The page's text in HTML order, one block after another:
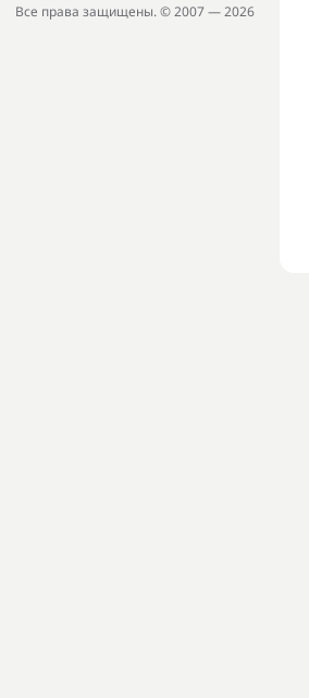
Все права защищены. © 2007 — 2026